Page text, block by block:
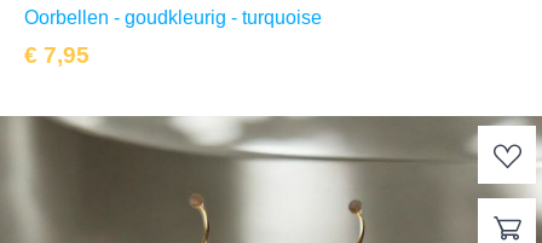
Oorbellen - goudkleurig - turquoise
€ 7,95